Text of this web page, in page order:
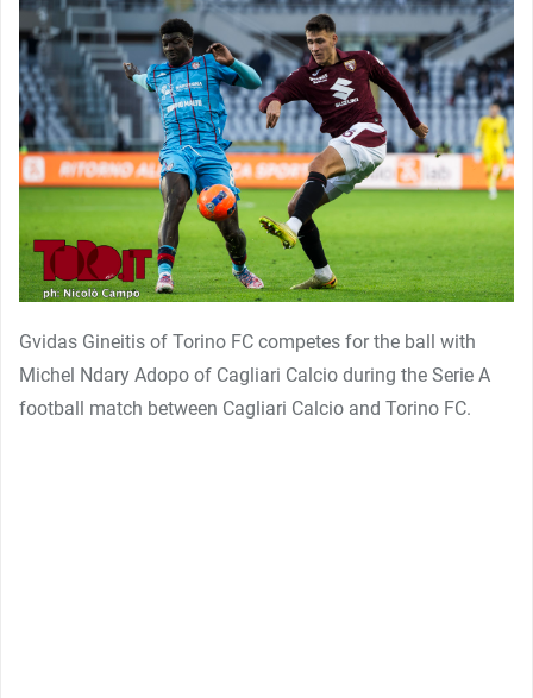
Gvidas Gineitis of Torino FC competes for the ball with
Michel Ndary Adopo of Cagliari Calcio during the Serie A
football match between Cagliari Calcio and Torino FC.